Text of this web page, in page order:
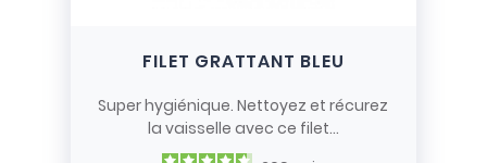
FILET GRATTANT BLEU
Super hygiénique. Nettoyez et récurez
la vaisselle avec ce filet...